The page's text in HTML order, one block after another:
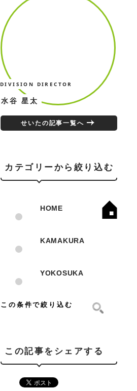
DIVISION DIRECTOR
水谷 星太
せいたの記事一覧へ
カテゴリーから絞り込む
HOME
KAMAKURA
YOKOSUKA
この条件で絞り込む
この記事をシェアする